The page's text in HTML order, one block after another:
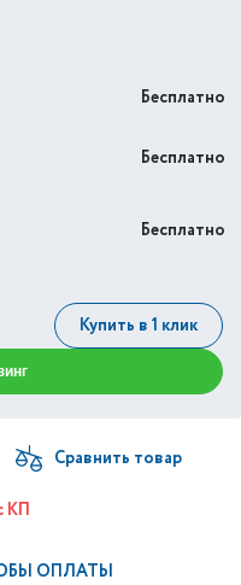
Бесплатно
Бесплатно
Бесплатно
Купить в 1 клик
КП
ОПЛАТЫ